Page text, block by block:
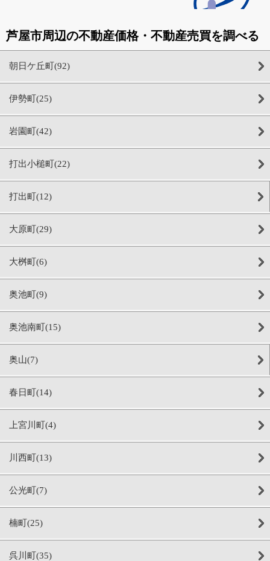
芦屋市周辺の不動産価格・不動産売買を調べる
朝日ケ丘町(92)
伊勢町(25)
岩園町(42)
打出小槌町(22)
打出町(12)
大原町(29)
大桝町(6)
奥池町(9)
奥池南町(15)
奥山(7)
春日町(14)
上宮川町(4)
川西町(13)
公光町(7)
楠町(25)
呉川町(35)